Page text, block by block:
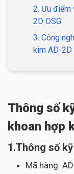
2. Ưu điểm
2D OSG
3. Công
kim AD-
Thông số
khoan hợp
1.Thông số
Mã hàng: